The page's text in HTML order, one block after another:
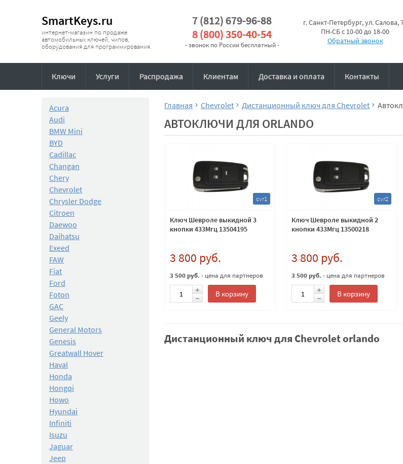
SmartKeys.ru
интернет-магазин по продаже
автомобильных ключей, чипов,
оборудования для программирования.
7 (812) 679-96-88
8 (800) 350-40-54
- звонок по России бесплатный -
г. Санкт-Петербург, ул. Салова,
ПН-СБ с 10-00 до 18-00
Обратный звонок
Ключи Услуги Распродажа Клиентам Доставка и оплата Контакты
Acura
Audi
BMW Mini
BYD
Cadillac
Changan
Chery
Chevrolet
Chrysler Dodge
Citroen
Daewoo
Daihatsu
Exeed
FAW
Fiat
Ford
Foton
GAC
Geely
General Motors
Genesis
Greatwall Hover
Haval
Honda
Hongqi
Howo
Hyundai
Infiniti
Isuzu
Jaguar
Jeep
Главная Chevrolet Дистанционный ключ для Chevrolet
АВТОКЛЮЧИ ДЛЯ ORLANDO
cvr1
Ключ Шевроле выкидной 3
кнопки 433Мгц 13504195
3 800 руб.
3 500 руб. - цена для партнеров
В корзину
cvr2
Ключ Шевроле выкидной 2
кнопки 433Мгц 13500218
3 800 руб.
3 500 руб. - цена для партнеров
В корзину
Дистанционный ключ для Chevrolet orlando